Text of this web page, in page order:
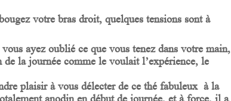
votre bras droit, quelques tensions sont à
ayez oublié ce que vous tenez dans votre main,
la journée comme le voulait l’expérience, le
plaisir à vous délecter de ce thé fabuleux à la